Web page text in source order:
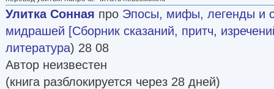
Улитка Сонная про Эпосы, мифы, легенды и
мидрашей [Сборник сказаний, притч,
литература) 28 08
Автор неизвестен
(книга разблокируется через 28 дней)